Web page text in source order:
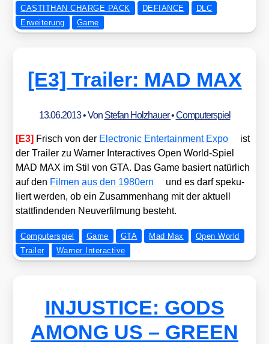
CASTITHAN CHARGE PACK DEFIANCE
DLC
Erweiterung
Game
[E3] Trailer: MAD MAX
13.06.2013• Von Stefan Holzhauer•Computerspiel
[E3] Frisch von der Elec­tro­nic Enter­tain­ment Expo
ist
der Trai­ler zu War­ner Inter­ac­ti­ves Open World-Spiel
MAD MAX im Stil von GTA. Das Game basiert natür­lich
auf den Fil­men aus den 1980ern
und es darf spe­ku­
liert wer­den, ob ein Zusam­men­hang mit der aktu­ell
statt­fin­den­den Neu­ver­fil­mung besteht.
Computerspiel Game GTA Mad Max
Open World
Trailer
Warner Interactive
INJUSTICE: GODS
AMONG US – GREEN